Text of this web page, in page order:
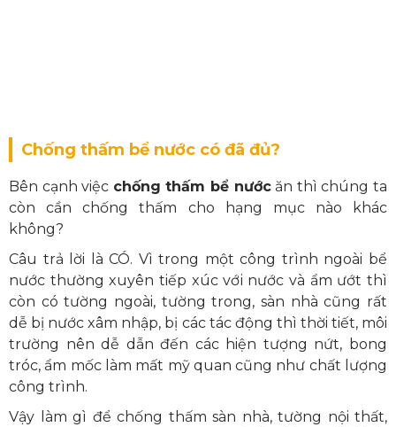
Chống thấm bể nước có đã đủ?
Bên cạnh việc chống thấm bể nướcăn thì chúng ta
còn cần chống thấm cho hạng mục nào khác
không?
Câu trả lời là CÓ. Vì trong một công trình ngoài bể
nước thường xuyên tiếp xúc với nước và ẩm ướt thì
còn có tường ngoài, tường trong, sàn nhà cũng rất
dễ bị nước xâm nhập, bị các tác động thì thời tiết, môi
trường nên dễ dẫn đến các hiện tượng nứt, bong
tróc, ẩm mốc làm mất mỹ quan cũng như chất lượng
công trình.
Vậy làm gì để chống thấm sàn nhà, tường nội thất,